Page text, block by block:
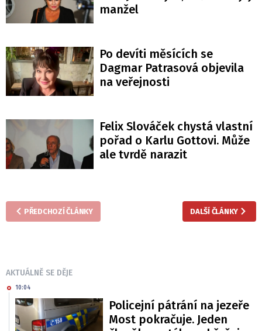
manžel
Po devíti měsících se
Dagmar Patrasová objevila
na veřejnosti
Felix Slováček chystá vlastní
pořad o Karlu Gottovi. Může
ale tvrdě narazit
PŘEDCHOZÍ ČLÁNKY DALŠÍ ČLÁNKY
AKTUÁLNĚ SE DĚJE
10:04
Policejní pátrání na jezeře
Most pokračuje. Jeden